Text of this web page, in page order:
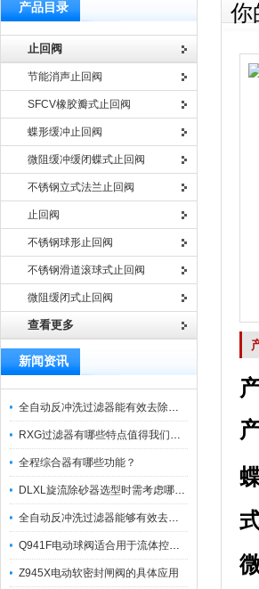
产品目录
止回阀
节能消声止回阀
SFCV橡胶瓣式止回阀
蝶形缓冲止回阀
微阻缓冲缓闭蝶式止回阀
不锈钢立式法兰止回阀
止回阀
不锈钢球形止回阀
不锈钢滑道滚球式止回阀
微阻缓闭式止回阀
查看更多
新闻资讯
全自动反冲洗过滤器能有效去除过滤介质上的杂质
RXG过滤器有哪些特点值得我们选择？
全程综合器有哪些功能？
DLXL旋流除砂器选型时需考虑哪些因素？
全自动反冲洗过滤器能够有效去除不同粒径的固体杂
Q941F电动球阀适合用于流体控制需要迅速反应的场合
Z945X电动软密封闸阀的具体应用
你